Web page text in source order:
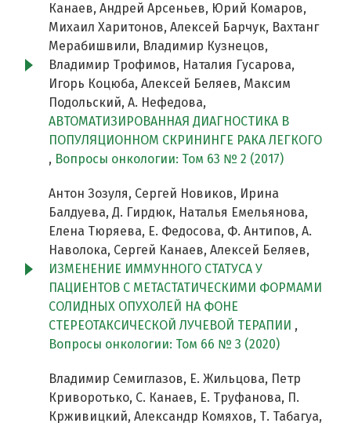
Канаев, Андрей Арсеньев, Юрий Комаров,
Михаил Харитонов, Алексей Барчук, Вахтанг
Мерабишвили, Владимир Кузнецов,
Владимир Трофимов, Наталия Гусарова,
Игорь Коцюба, Алексей Беляев, Максим
Подольский, А. Нефедова,
АВТОМАТИЗИРОВАННАЯ ДИАГНОСТИКА В
ПОПУЛЯЦИОННОМ СКРИНИНГЕ РАКА ЛЕГКОГО
, Вопросы онкологии: Том 63 № 2 (2017)
Антон Зозуля, Сергей Новиков, Ирина
Балдуева, Д. Гирдюк, Наталья Емельянова,
Елена Тюряева, Е. Федосова, Ф. Антипов, А.
Наволока, Сергей Канаев, Алексей Беляев,
ИЗМЕНЕНИЕ ИММУННОГО СТАТУСА У
ПАЦИЕНТОВ С МЕТАСТАТИЧЕСКИМИ ФОРМАМИ
СОЛИДНЫХ ОПУХОЛЕЙ НА ФОНЕ
СТЕРЕОТАКСИЧЕСКОЙ ЛУЧЕВОЙ ТЕРАПИИ ,
Вопросы онкологии: Том 66 № 3 (2020)
Владимир Семиглазов, Е. Жильцова, Петр
Криворотько, С. Канаев, Е. Труфанова, П.
Крживицкий, Александр Комяхов, Т. Табагуа,